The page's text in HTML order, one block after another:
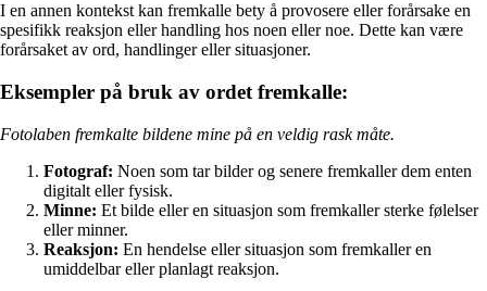
I en annen kontekst kan fremkalle bety å provosere eller forårsake en
spesifikk reaksjon eller handling hos noen eller noe. Dette kan være
forårsaket av ord, handlinger eller situasjoner.
Eksempler på bruk av ordet fremkalle:
Fotolaben fremkalte bildene mine på en veldig rask måte.
Fotograf: Noen som tar bilder og senere fremkaller dem enten
digitalt eller fysisk.
Minne: Et bilde eller en situasjon som fremkaller sterke følelser
eller minner.
Reaksjon: En hendelse eller situasjon som fremkaller en
umiddelbar eller planlagt reaksjon.